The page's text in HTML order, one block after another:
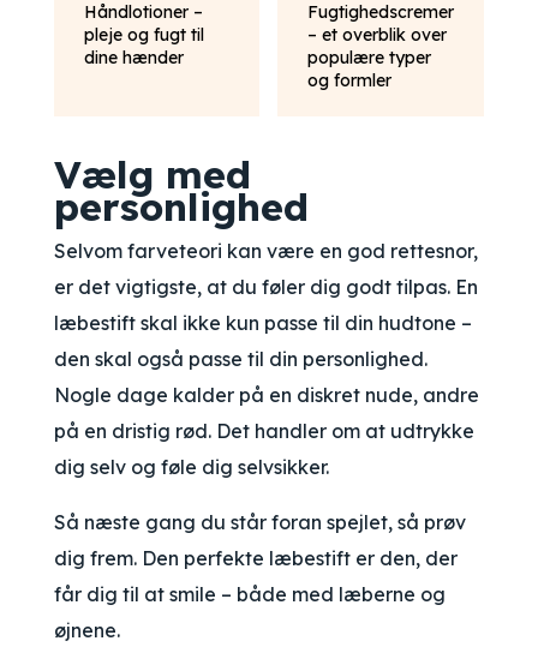
Håndlotioner –
pleje og fugt til
dine hænder
Fugtighedscremer
– et overblik over
populære typer
og formler
Vælg med
personlighed
Selvom farveteori kan være en god rettesnor,
er det vigtigste, at du føler dig godt tilpas. En
læbestift skal ikke kun passe til din hudtone –
den skal også passe til din personlighed.
Nogle dage kalder på en diskret nude, andre
på en dristig rød. Det handler om at udtrykke
dig selv og føle dig selvsikker.
Så næste gang du står foran spejlet, så prøv
dig frem. Den perfekte læbestift er den, der
får dig til at smile – både med læberne og
øjnene.